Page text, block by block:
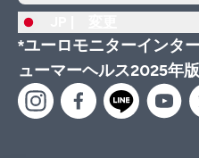
*ユーロモニターインタ
ューマーヘルス2025年